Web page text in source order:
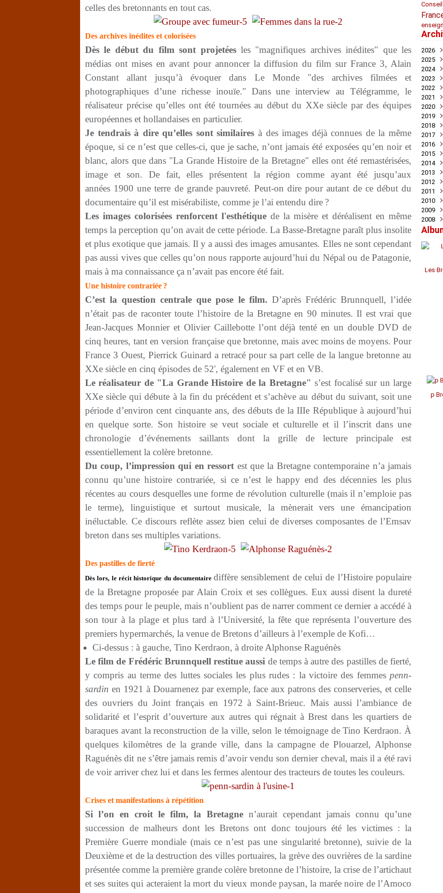
celles des bretonnants en tout cas.
Des archives inédites et colorisées
Dès le début du film sont projetéesles "magnifiques archives inédites" que les
médias ont mises en avant pour annoncer la diffusion du film sur France 3, Alain
Constant allant jusqu’à évoquer dans Le Monde "des archives filmées et
photographiques d’une richesse inouïe." Dans une interview au Télégramme, le
réalisateur précise qu’elles ont été tournées au début du XXe siècle par des équipes
européennes et hollandaises en particulier.
Je tendrais à dire qu’elles sont similaires à des images déjà connues de la même
époque, si ce n’est que celles-ci, que je sache, n’ont jamais été exposées qu’en noir et
blanc, alors que dans "La Grande Histoire de la Bretagne" elles ont été remastérisées,
image et son. De fait, elles présentent la région comme ayant été jusqu’aux
années 1900 une terre de grande pauvreté. Peut-on dire pour autant de ce début du
documentaire qu’il est misérabiliste, comme je l’ai entendu dire ?
Les images colorisées renforcent l'esthétique de la misère et déréalisent en même
temps la perception qu’on avait de cette période. La Basse-Bretagne paraît plus insolite
et plus exotique que jamais. Il y a aussi des images amusantes. Elles ne sont cependant
pas aussi vives que celles qu’on nous rapporte aujourd’hui du Népal ou de Patagonie,
mais à ma connaissance ça n’avait pas encore été fait.
Une histoire contrariée ?
C’est la question centrale que pose le film. D’après Frédéric Brunnquell, l’idée
n’était pas de raconter toute l’histoire de la Bretagne en 90 minutes. Il est vrai que
Jean-Jacques Monnier et Olivier Caillebotte l’ont déjà tenté en un double DVD de
cinq heures, tant en version française que bretonne, mais avec moins de moyens. Pour
France 3 Ouest, Pierrick Guinard a retracé pour sa part celle de la langue bretonne au
XXe siècle en cinq épisodes de 52', également en VF et en VB.
Le réalisateur de "La Grande Histoire de la Bretagne" s’est focalisé sur un large
XXe siècle qui débute à la fin du précédent et s’achève au début du suivant, soit une
période d’environ cent cinquante ans, des débuts de la IIIe République à aujourd’hui
en quelque sorte. Son histoire se veut sociale et culturelle et il l’inscrit dans une
chronologie d’événements saillants dont la grille de lecture principale est
essentiellement la colère bretonne.
Du coup, l’impression qui en ressort est que la Bretagne contemporaine n’a jamais
connu qu’une histoire contrariée, si ce n’est le happy end des décennies les plus
récentes au cours desquelles une forme de révolution culturelle (mais il n’emploie pas
le terme), linguistique et surtout musicale, la mènerait vers une émancipation
inéluctable. Ce discours reflète assez bien celui de diverses composantes de l’Emsav
breton dans ses multiples variations.
Des pastilles de fierté
Dès lors, le récit historique du documentaire diffère sensiblement de celui de l’Histoire populaire
de la Bretagne proposée par Alain Croix et ses collègues. Eux aussi disent la dureté
des temps pour le peuple, mais n’oublient pas de narrer comment ce dernier a accédé à
son tour à la plage et plus tard à l’Université, la fête que représenta l’ouverture des
premiers hypermarchés, la venue de Bretons d’ailleurs à l’exemple de Kofi…
Ci-dessus : à gauche, Tino Kerdraon, à droite Alphonse Raguénès
Le film de Frédéric Brunnquell restitue aussi de temps à autre des pastilles de fierté,
y compris au terme des luttes sociales les plus rudes : la victoire des femmes penn-
sardin en 1921 à Douarnenez par exemple, face aux patrons des conserveries, et celle
des ouvriers du Joint français en 1972 à Saint-Brieuc. Mais aussi l’ambiance de
solidarité et l’esprit d’ouverture aux autres qui régnait à Brest dans les quartiers de
baraques avant la reconstruction de la ville, selon le témoignage de Tino Kerdraon. À
quelques kilomètres de la grande ville, dans la campagne de Plouarzel, Alphonse
Raguénès dit ne s’être jamais remis d’avoir vendu son dernier cheval, mais il a été ravi
de voir arriver chez lui et dans les fermes alentour des tracteurs de toutes les couleurs.
Crises et manifestations à répétition
Si l’on en croit le film, la Bretagne n’aurait cependant jamais connu qu’une
succession de malheurs dont les Bretons ont donc toujours été les victimes : la
Première Guerre mondiale (mais ce n’est pas une singularité bretonne), suivie de la
Deuxième et de la destruction des villes portuaires, la grève des ouvrières de la sardine
présentée comme la première grande colère bretonne de l’histoire, la crise de l’artichaut
et ses suites qui acteraient la mort du vieux monde paysan, la marée noire de l’Amoco
2026
Mai
Avril
Mars
2025
Août
Mai
Avril
Mars
2024
Août
Juin
Mai
Avril
Mars
2023
Juin
Mai
Avril
Mars
2022
Août
Juin
Mai
Avril
Mars
2021
Août
Juin
Mai
Avril
Mars
2020
Août
Juin
Mai
Avril
Mars
2019
Août
Juin
Mai
Mars
2018
Août
Juin
Mai
Avril
Mars
2017
Août
Juin
Mai
Mars
2016
Août
Juin
Mai
2015
Août
Mai
Avril
2014
Août
Juin
Mai
Avril
2013
Août
Juin
Mai
Avril
2012
Juin
Avril
2011
Mai
2010
Mai
2009
Juin
2008
Août
Les
p